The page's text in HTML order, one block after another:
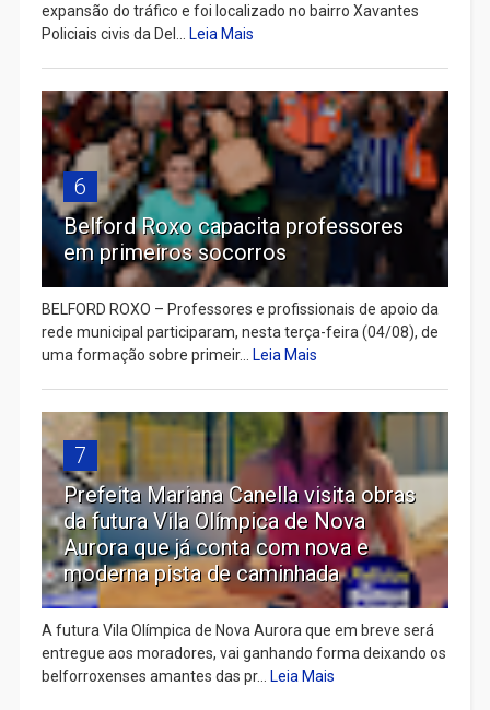
expansão do tráfico e foi localizado no bairro Xavantes
Policiais civis da Del...
Leia Mais
6
Belford Roxo capacita professores
em primeiros socorros
BELFORD ROXO – Professores e profissionais de apoio da
rede municipal participaram, nesta terça-feira (04/08), de
uma formação sobre primeir...
Leia Mais
7
Prefeita Mariana Canella visita obras
da futura Vila Olímpica de Nova
Aurora que já conta com nova e
moderna pista de caminhada
A futura Vila Olímpica de Nova Aurora que em breve será
entregue aos moradores, vai ganhando forma deixando os
belforroxenses amantes das pr...
Leia Mais